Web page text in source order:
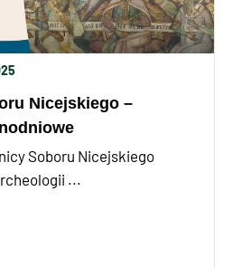
Nicejskiego –
Soboru Nicejskiego
...